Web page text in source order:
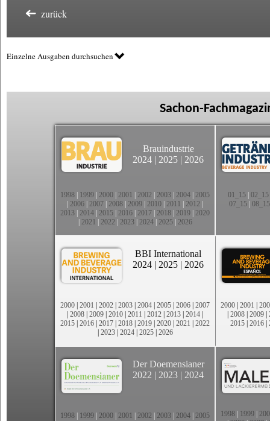
zurück
Einzelne Ausgaben durchsuchen
Sachon-
Brauindustrie
2024 | 2025 | 2026
1998 1999 2000 2001 2002 2003 2004 2005
2006 2007 2008 2009 2010 2011 2012
2013 2014 2015 2016 2017 2018 2019 2020
2021 2022 2023| 2024| 2025| 2026
01_15| 02_15
07_15 08_15
BBI International
2024 | 2025 | 2026
2000 | 2001 | 2002 | 2003 | 2004 | 2005 | 2006 | 2007
| 2008 | 2009 | 2010 | 2011 | 2012 | 2013 | 2014 |
2015 | 2016 | 2017 | 2018 | 2019 | 2020 | 2021 | 2022
| 2023| 2024| 2025| 2026
2000 | 2001 |
| 2008 | 2009 |
2015 | 2016 |
Der Doemensianer
2022 | 2023 | 2024
1998 1999 2000 2001 2002 2003 2004 2005
1998 1999